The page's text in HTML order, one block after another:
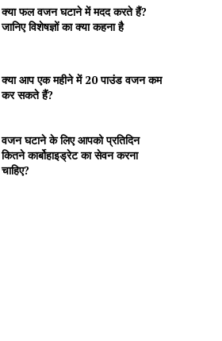
क्या फल वजन घटाने में मदद करते हैं?
जानिए विशेषज्ञों का क्या कहना है
क्या आप एक महीने में 20 पाउंड वजन कम
कर सकते हैं?
वजन घटाने के लिए आपको प्रतिदिन
कितने कार्बोहाइड्रेट का सेवन करना
चाहिए?